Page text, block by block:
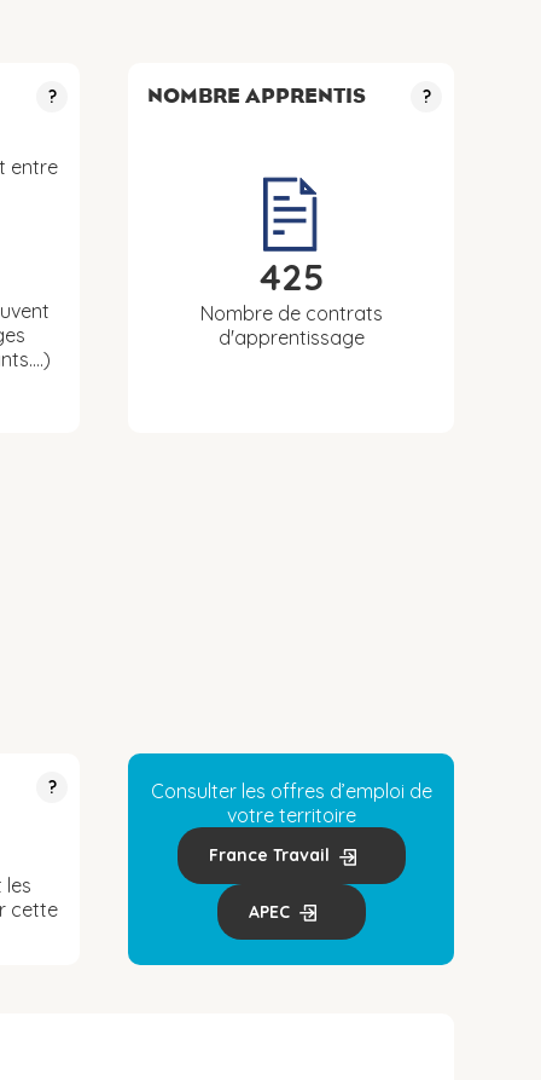
?
entre
NOMBRE APPRENTIS ?
425
Nombre de contrats
d'apprentissage
?
les
cette
Consulter les offres d’emploi de
votre territoire
France Travail
APEC